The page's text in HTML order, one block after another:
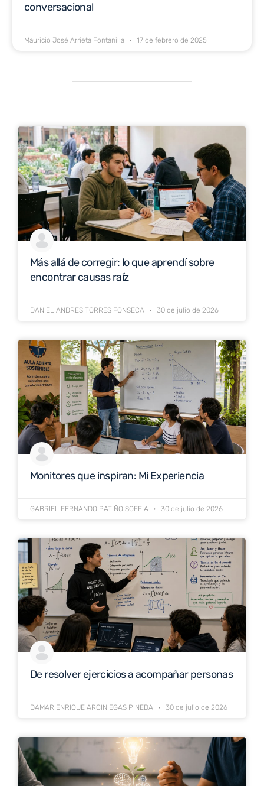
conversacional
Mauricio José Arrieta Fontanilla 17 de febrero de 2025
Más allá de corregir: lo que aprendí sobre
encontrar causas raíz
DANIEL ANDRES TORRES FONSECA 30 de julio de 2026
Monitores que inspiran: Mi Experiencia
GABRIEL FERNANDO PATIÑO SOFFIA 30 de julio de 2026
De resolver ejercicios a acompañar personas
DAMAR ENRIQUE ARCINIEGAS PINEDA 30 de julio de 2026